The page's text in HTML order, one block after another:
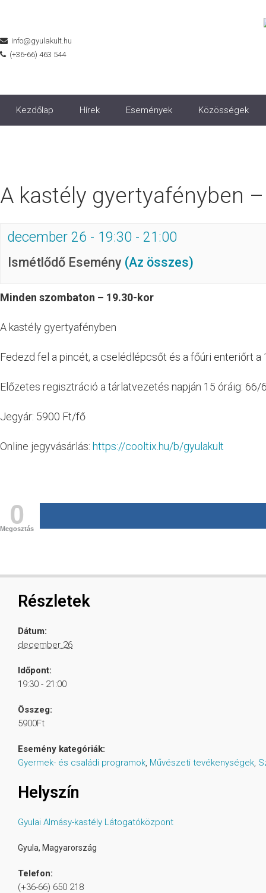
info@gyulakult.hu
(+36-66) 463 544
Kezdőlap Hírek Események Közösségek
A kastély gyertyafényben
december 26 - 19:30 - 21:00
Ismétlődő Esemény (Az összes)
Minden szombaton – 19.30-kor
A kastély gyertyafényben
Fedezd fel a pincét, a cselédlépcsőt és a főúri enteriőrt
Előzetes regisztráció a tárlatvezetés napján 15 óráig:
Jegyár: 5900 Ft/fő
Online jegyvásárlás: https://cooltix.hu/b/gyulakult
0
Megosztás
Részletek
Dátum:
december 26
Időpont:
19:30 - 21:00
Összeg:
5900Ft
Esemény kategóriák:
Gyermek- és családi programok, Művészeti tevékenységek,
Helyszín
Gyulai Almásy-kastély Látogatóközpont
Gyula, Magyarország
Telefon:
(+36-66) 650 218